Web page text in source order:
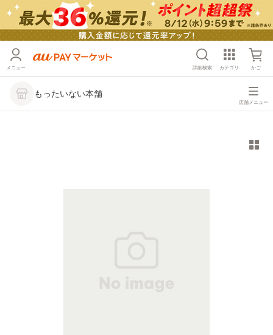
メニュー 詳細検索 カテゴリ かご
もったいない本舗
店舗メニュー